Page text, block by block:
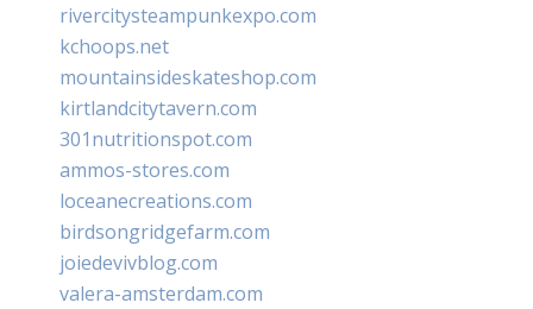
rivercitysteampunkexpo.com
kchoops.net
mountainsideskateshop.com
kirtlandcitytavern.com
301nutritionspot.com
ammos-stores.com
loceanecreations.com
birdsongridgefarm.com
joiedevivblog.com
valera-amsterdam.com